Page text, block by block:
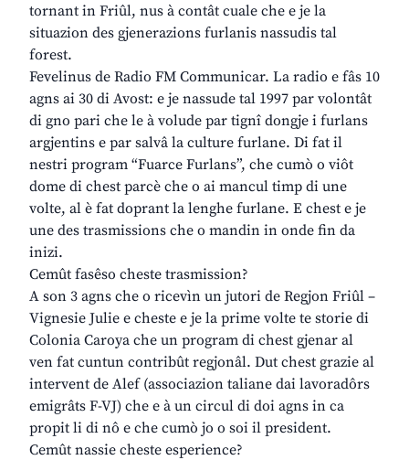
tornant in Friûl, nus à contât cuale che e je la
situazion des gjenerazions furlanis nassudis tal
forest.
Fevelinus de Radio FM Communicar. La radio e fâs 10
agns ai 30 di Avost: e je nassude tal 1997 par volontât
di gno pari che le à volude par tignî dongje i furlans
argjentins e par salvâ la culture furlane. Di fat il
nestri program “Fuarce Furlans”, che cumò o viôt
dome di chest parcè che o ai mancul timp di une
volte, al è fat doprant la lenghe furlane. E chest e je
une des trasmissions che o mandin in onde fin da
inizi.
Cemût fasêso cheste trasmission?
A son 3 agns che o ricevìn un jutori de Regjon Friûl –
Vignesie Julie e cheste e je la prime volte te storie di
Colonia Caroya che un program di chest gjenar al
ven fat cuntun contribût regjonâl. Dut chest grazie al
intervent de Alef (associazion taliane dai lavoradôrs
emigrâts F-VJ) che e à un circul di doi agns in ca
propit li di nô e che cumò jo o soi il president.
Cemût nassie cheste esperience?